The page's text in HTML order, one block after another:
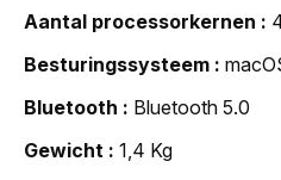
Aantal processorkernen
Besturingssysteem
Bluetooth
Bluetooth 5.0
Gewicht
1,4 Kg